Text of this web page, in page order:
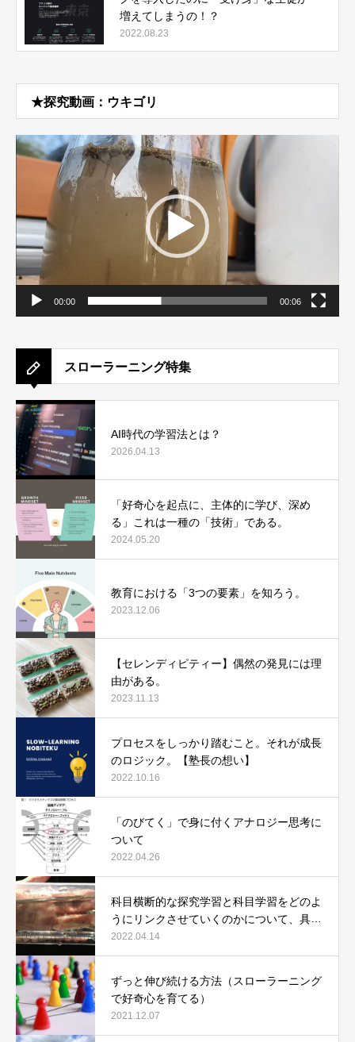
増えてしまうの！？
2022.08.23
★探究動画：ウキゴリ
動
画
プ
00:00 00:06
スローラーニング特集
AI時代の学習法とは？
2026.04.13
「好奇心を起点に、主体的に学び、深め
る」これは一種の「技術」である。
2024.05.20
教育における「3つの要素」を知ろう。
2023.12.06
【セレンディピティー】偶然の発見には理
由がある。
2023.11.13
プロセスをしっかり踏むこと。それが成長
のロジック。【塾長の想い】
2022.10.16
「のびてく」で身に付くアナロジー思考に
ついて
2022.04.26
科目横断的な探究学習と科目学習をどのよ
うにリンクさせていくのかについて、具体
例で説明します。
2022.04.14
ずっと伸び続ける方法（スローラーニング
で好奇心を育てる）
2021.12.07